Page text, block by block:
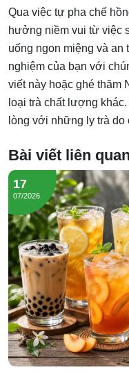
Qua việc tự pha chế
hưởng niềm vui từ việc
uống ngon miệng và an
nghiệm của bạn với
viết này hoặc ghé thăm
loại trà chất lượng
lòng với những ly trà do
Bài viết liên quan
17
07/2026